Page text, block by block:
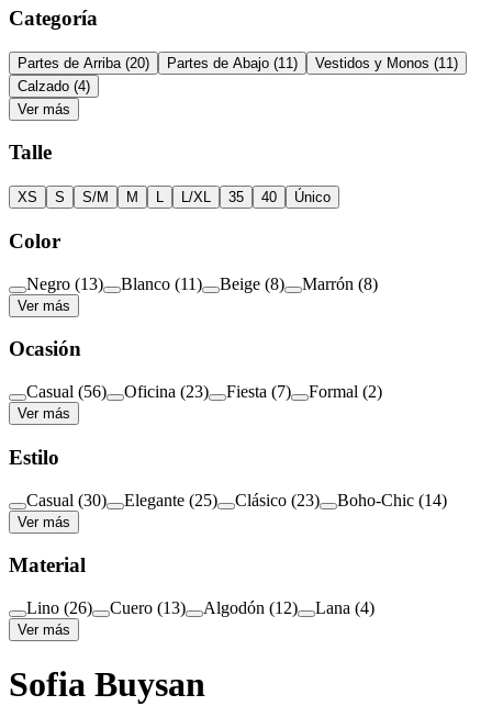
Categoría
Partes de Arriba (20) Partes de Abajo (11 ) Vestidos y Monos (11 )
Calzado (4)
Ver más
Talle
XS S S/M M L L/XL 35 40 Único
Color
Negro (13) Blanco (11) Beige (8) Marrón (8)
Ver más
Ocasión
Casual (56) Oficina (23) Fiesta (7) Formal (2)
Ver más
Estilo
Casual (30) Elegante (25) Clásico (23) Boho-Chic (14)
Ver más
Material
Lino (26) Cuero (13) Algodón (12) Lana (4)
Ver más
Sofia Buysan